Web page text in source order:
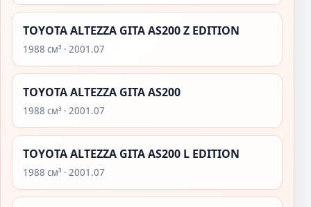
TOYOTA ALTEZZA GITA AS200 Z EDITION
1988 см³ · 2001.07
TOYOTA ALTEZZA GITA AS200
1988 см³ · 2001.07
TOYOTA ALTEZZA GITA AS200 L EDITION
1988 см³ · 2001.07